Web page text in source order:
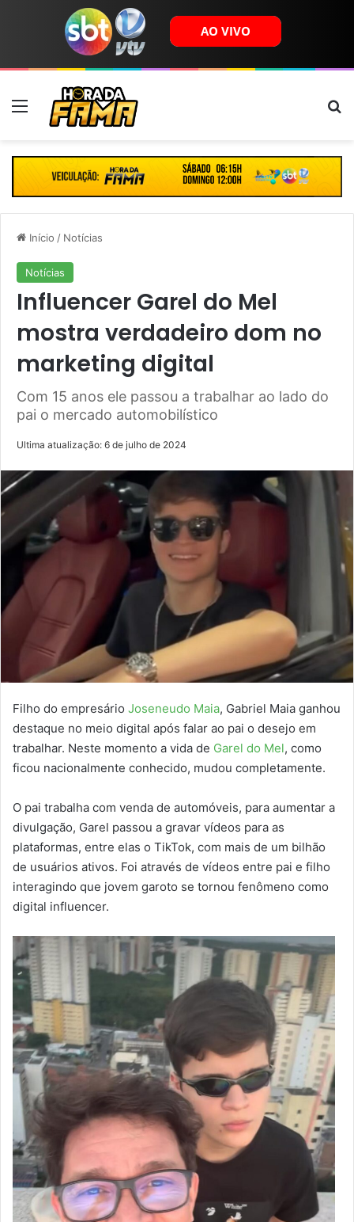
Menu
Início / Notícias
Notícias
Influencer Garel do Mel
mostra verdadeiro dom no
marketing digital
Com 15 anos ele passou a trabalhar ao lado do
pai o mercado automobilístico
Ultima atualização: 6 de julho de 2024
Filho do empresário Joseneudo Maia, Gabriel Maia ganhou
destaque no meio digital após falar ao pai o desejo em
trabalhar. Neste momento a vida de Garel do Mel, como
ficou nacionalmente conhecido, mudou completamente.
O pai trabalha com venda de automóveis, para aumentar a
divulgação, Garel passou a gravar vídeos para as
plataformas, entre elas o TikTok, com mais de um bilhão
de usuários ativos. Foi através de vídeos entre pai e filho
interagindo que jovem garoto se tornou fenômeno como
digital influencer.